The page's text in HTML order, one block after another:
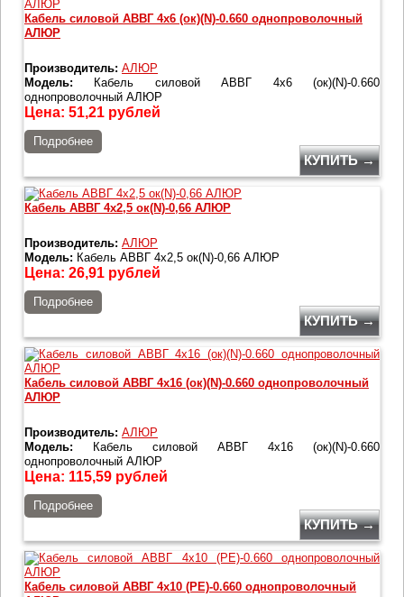
Кабель силовой АВВГ 4х6 (ок)(N)-0.660 однопроволочный
АЛЮР
Производитель: АЛЮР
Модель: Кабель силовой АВВГ 4х6 (ок)(N)-0.660
однопроволочный АЛЮР
Цена: 51,21 рублей
Подробнее
КУПИТЬ →
Кабель АВВГ 4х2,5 ок(N)-0,66 АЛЮР
Производитель: АЛЮР
Модель: Кабель АВВГ 4х2,5 ок(N)-0,66 АЛЮР
Цена: 26,91 рублей
Подробнее
КУПИТЬ →
Кабель силовой АВВГ 4х16 (ок)(N)-0.660 однопроволочный
АЛЮР
Производитель: АЛЮР
Модель: Кабель силовой АВВГ 4х16 (ок)(N)-0.660
однопроволочный АЛЮР
Цена: 115,59 рублей
Подробнее
КУПИТЬ →
Кабель силовой АВВГ 4х10 (PE)-0.660 однопроволочный